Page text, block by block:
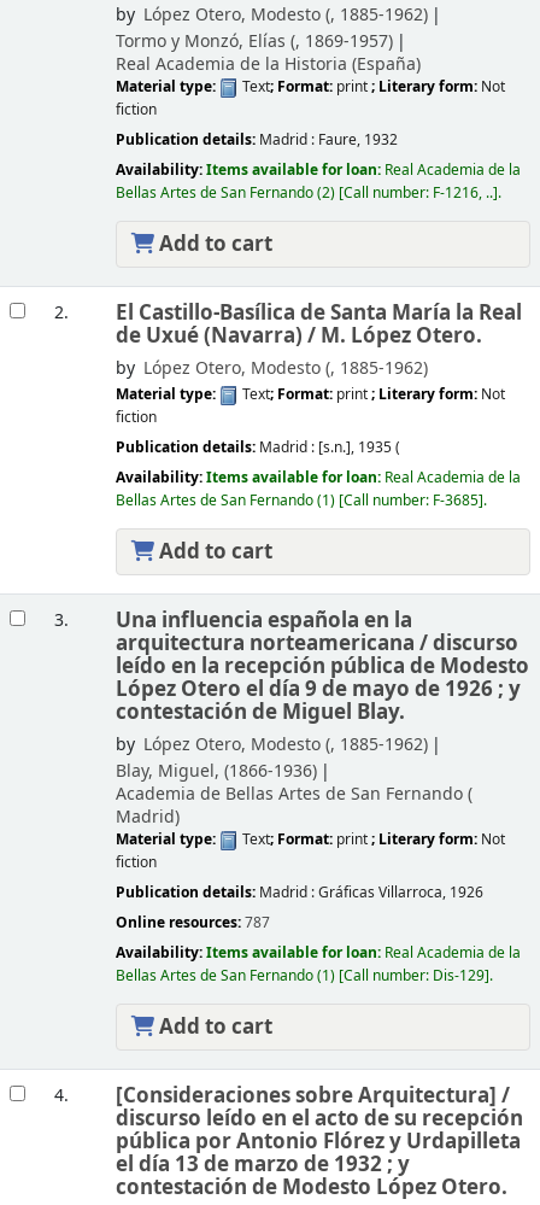
by López Otero, Modesto (, 1885-1962)
Tormo y Monzó, Elías (, 1869-1957)
Real Academia de la Historia (España)
Material type: Text; Format: print; Literary form: Not
fiction
Publication details: Madrid : Faure, 1932
Availability:Items available for loan: Real Academia de la
Bellas Artes de San Fernando(2) Call number: F-1216, .. .
Add to cart
2. El Castillo-Basílica de Santa María la Real
de Uxué (Navarra) / M. López Otero.
by López Otero, Modesto (, 1885-1962)
Material type: Text; Format: print; Literary form: Not
fiction
Publication details: Madrid : [s.n.], 1935 (
Availability:Items available for loan: Real Academia de la
Bellas Artes de San Fernando(1) Call number: F-3685 .
Add to cart
3. Una influencia española en la
arquitectura norteamericana /discurso
leído en la recepción pública de Modesto
López Otero el día 9 de mayo de 1926 ; y
contestación de Miguel Blay.
by López Otero, Modesto (, 1885-1962)
Blay, Miguel, (1866-1936)
Academia de Bellas Artes de San Fernando (
Madrid)
Material type: Text; Format: print; Literary form: Not
fiction
Publication details: Madrid :Gráficas Villarroca, 1926
Online resources:787
Availability:Items available for loan: Real Academia de la
Bellas Artes de San Fernando(1) Call number: Dis-129 .
Add to cart
4. [Consideraciones sobre Arquitectura] /
discurso leído en el acto de su recepción
pública por Antonio Flórez y Urdapilleta
el día 13 de marzo de 1932 ; y
contestación de Modesto López Otero.